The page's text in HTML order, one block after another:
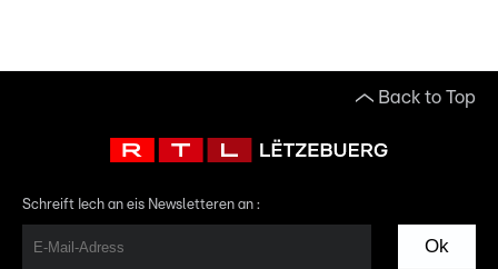
Back to Top
Schreift Iech an eis Newsletteren an :
Ok